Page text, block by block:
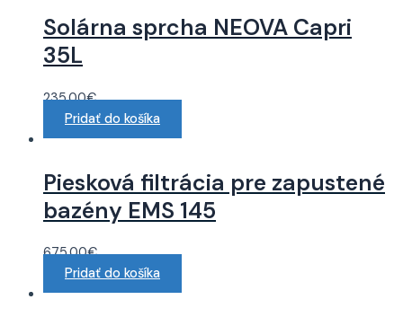
Solárna sprcha NEOVA Capri
35L
235.00€
Pridať do košíka
Piesková filtrácia pre zapustené
bazény EMS 145
675.00€
Pridať do košíka